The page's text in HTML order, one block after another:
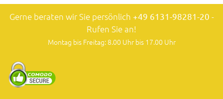
Gerne beraten wir Sie persönlich +49 6131-98281-20 -
Rufen Sie an!
Montag bis Freitag: 8.00 Uhr bis 17.00 Uhr